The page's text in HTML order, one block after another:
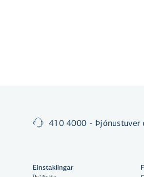
410 4000 -
Einstaklingar